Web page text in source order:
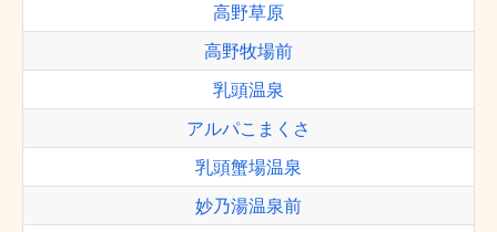
高野草原
高野牧場前
乳頭温泉
アルパこまくさ
乳頭蟹場温泉
妙乃湯温泉前